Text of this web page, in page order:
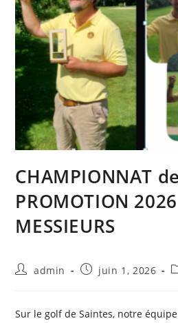
CHAMPIONNAT
PROMOTION
MESSIEURS
admin juin 1, 2026
Sur le golf de Saintes, notre